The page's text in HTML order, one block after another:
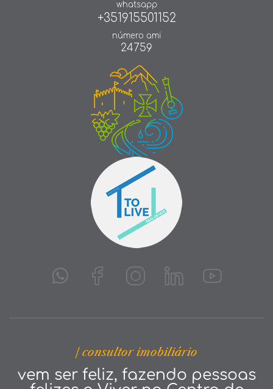
whatsapp
+351915501152
número ami
24759
| consultor imobiliário
vem ser feliz, fazendo pessoas